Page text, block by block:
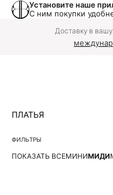
Установите наше
С ним покупки
Доставку в
ПЛАТЬЯ
ФИЛЬТРЫ
ПОКАЗАТЬ ВСЕМИНИМИДИ